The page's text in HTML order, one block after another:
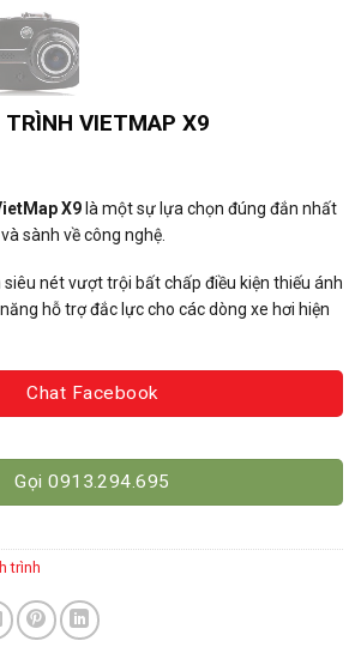
TRÌNH VIETMAP X9
X9 là một sự lựa chọn đúng đắn nhất
sành về công nghệ.
nét vượt trội bất chấp điều kiện thiếu ánh
hỗ trợ đắc lực cho các dòng xe hơi hiện
Chat Facebook
Gọi 0913.294.695
trình